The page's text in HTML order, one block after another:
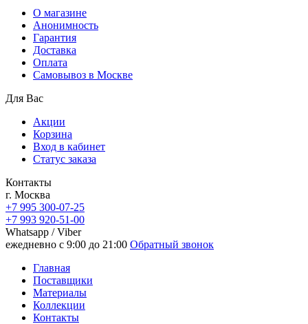
О магазине
Анонимность
Гарантия
Доставка
Oплата
Самовывоз в Москве
Для Вас
Акции
Корзина
Вход в кабинет
Статус заказа
Контакты
г. Москва
+7 995 300-07-25
+7 993 920-51-00
Whatsapp / Viber
ежедневно с 9:00 до 21:00 Обратный звонок
Главная
Поставщики
Материалы
Коллекции
Контакты